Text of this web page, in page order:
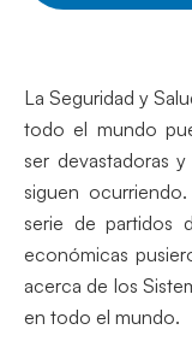
La Seguridad y
todo el mundo
ser devastadoras
siguen ocurriendo.
serie de partidos
económicas
acerca de los
en todo el mundo.